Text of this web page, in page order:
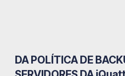
DA POLÍTICA DE